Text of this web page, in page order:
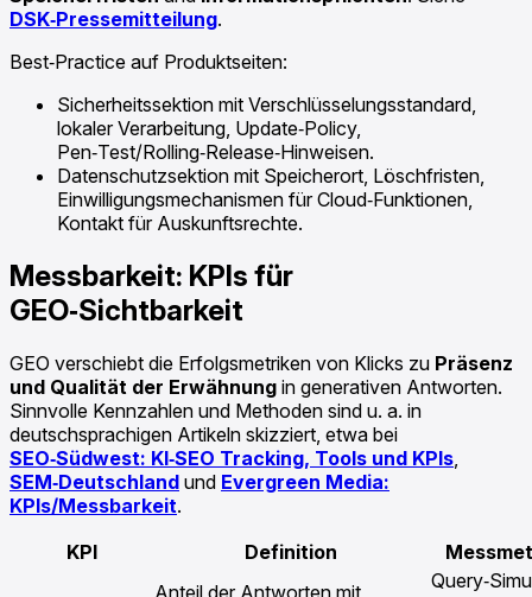
DSK‑Pressemitteilung.
Best‑Practice auf Produktseiten:
Sicherheitssektion mit Verschlüsselungsstandard,
lokaler Verarbeitung, Update‑Policy,
Pen‑Test/Rolling‑Release‑Hinweisen.
Datenschutzsektion mit Speicherort, Löschfristen,
Einwilligungsmechanismen für Cloud‑Funktionen,
Kontakt für Auskunftsrechte.
Messbarkeit: KPIs für
GEO‑Sichtbarkeit
GEO verschiebt die Erfolgsmetriken von Klicks zu Präsenz
und Qualität der Erwähnung in generativen Antworten.
Sinnvolle Kennzahlen und Methoden sind u. a. in
deutschsprachigen Artikeln skizziert, etwa bei
SEO‑Südwest: KI‑SEO Tracking, Tools und KPIs
SEM‑Deutschland und Evergreen Media:
KPIs/Messbarkeit.
KPI
Definition
Anteil der Antworten mit